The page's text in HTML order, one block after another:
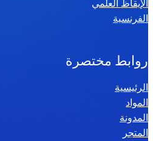
الإيقاظ العلمي
الفرنسية
روابط مختصرة
الرئيسية
المواد
المدونة
المتجر